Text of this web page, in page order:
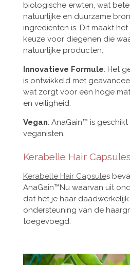
biologische erwten, wat
natuurlijke en duurzame
ingrediënten is. Dit maakt
keuze voor diegenen die
natuurlijke producten.
Innovatieve Formule: Het
is ontwikkeld met
wat zorgt voor een hoge
en veiligheid.
Vegan: AnaGain™ is
veganisten.
Kerabelle Hair Capsules
Kerabelle Hair Capsules
AnaGain™Nu waarvan uit
dat het je haar
ondersteuning van de
toegevoegd.